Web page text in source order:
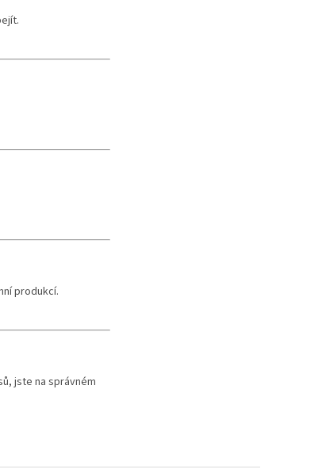
produkcí.
jste na správném